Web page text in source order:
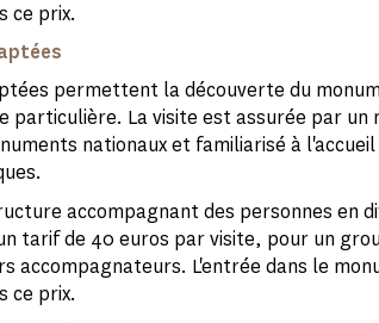
ce prix.
permettent la découverte du
particulière. La visite est assurée par un
nationaux et familiarisé à
accompagnant des personnes en
tarif de 40 euros par visite, pour un
accompagnateurs. L'entrée dans le
ce prix.